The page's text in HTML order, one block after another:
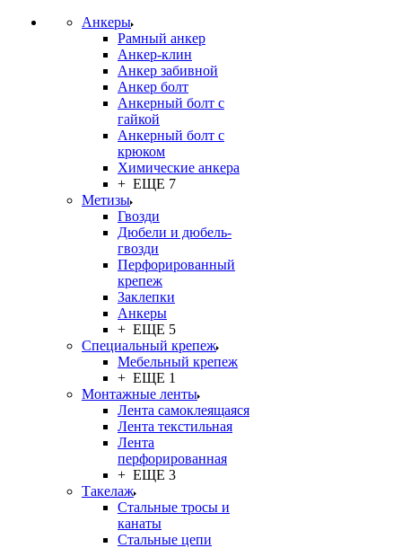
Анкеры
Рамный анкер
Анкер-клин
Анкер забивной
Анкер болт
Анкерный болт с
гайкой
Анкерный болт с
крюком
Химические анкера
+ ЕЩЕ 7
Метизы
Гвозди
Дюбели и дюбель-
гвозди
Перфорированный
крепеж
Заклепки
Анкеры
+ ЕЩЕ 5
Специальный крепеж
Мебельный крепеж
+ ЕЩЕ 1
Монтажные ленты
Лента самоклеящаяся
Лента текстильная
Лента
перфорированная
+ ЕЩЕ 3
Такелаж
Стальные тросы и
канаты
Стальные цепи